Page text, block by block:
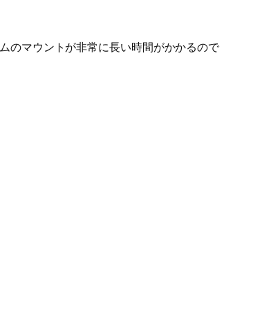
のマウントが非常に長い時間がかかるので